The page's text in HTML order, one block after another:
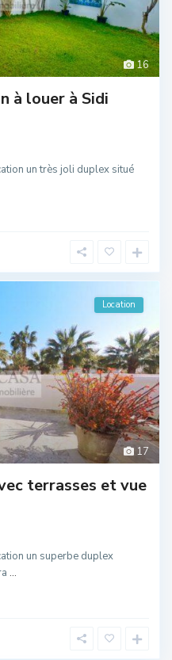
16
à louer à Sidi
un très joli duplex situé
17
Location
terrasses et vue
un superbe duplex
...